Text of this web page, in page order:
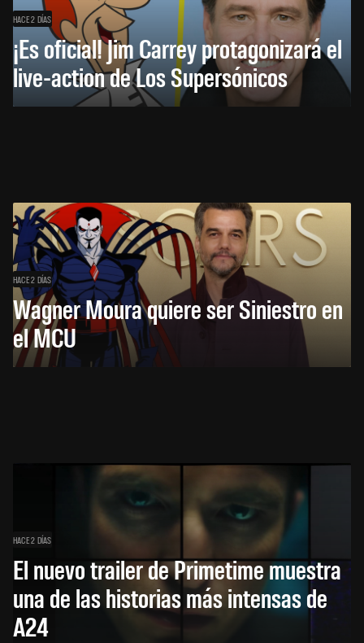
HACE 2 DÍAS
¡Es oficial! Jim Carrey protagonizará el
live-action de Los Supersónicos
HACE 2 DÍAS
Wagner Moura quiere ser Siniestro en
el MCU
HACE 2 DÍAS
El nuevo trailer de Primetime muestra
una de las historias más intensas de
A24